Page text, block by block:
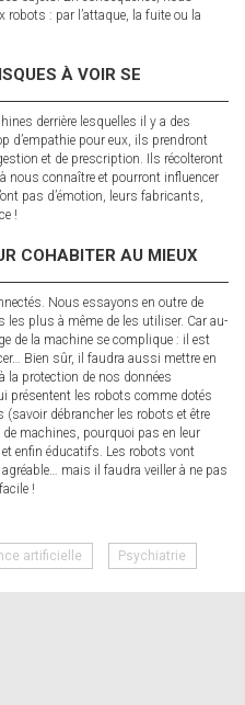
: par l’attaque, la fuite ou la
À VOIR SE
derrière lesquelles il y a des
d’empathie pour eux, ils prendront
et de prescription. Ils récolteront
nous connaître et pourront influencer
pas d’émotion, leurs fabricants,
!
COHABITER AU MIEUX
Nous essayons en outre de
les plus à même de les utiliser. Car au-
de la machine se complique : il est
Bien sûr, il faudra aussi mettre en
la protection de nos données
présentent les robots comme dotés
(savoir débrancher les robots et être
de machines, pourquoi pas en leur
enfin éducatifs. Les robots vont
mais il faudra veiller à ne pas
!
artificielle Psychiatrie